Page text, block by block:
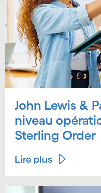
John Lewis &
niveau
Sterling Order
Lire plus